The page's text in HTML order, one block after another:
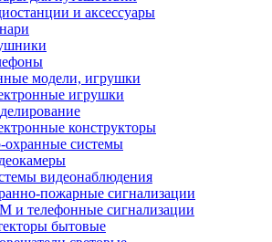
и аксессуары
модели, игрушки
игрушки
конструкторы
системы
видеонаблюдения
пожарные сигнализации
и телефонные сигнализации
бытовые